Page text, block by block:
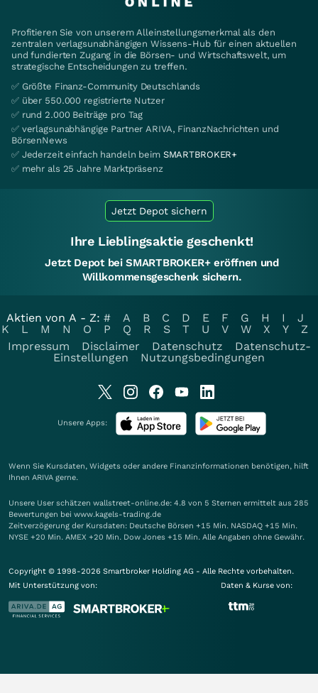
Profitieren Sie von unserem Alleinstellungsmerkmal als den
zentralen verlagsunabhängigen Wissens-Hub für einen aktuellen
und fundierten Zugang in die Börsen- und Wirtschaftswelt, um
strategische Entscheidungen zu treffen.
✅ Größte Finanz-Community Deutschlands
✅ über 550.000 registrierte Nutzer
✅ rund 2.000 Beiträge pro Tag
✅ verlagsunabhängige Partner ARIVA, FinanzNachrichten und
BörsenNews
✅ Jederzeit einfach handeln beim SMARTBROKER+
✅ mehr als 25 Jahre Marktpräsenz
Jetzt Depot sichern
Ihre Lieblingsaktie geschenkt!
Jetzt Depot bei SMARTBROKER+ eröffnen und
Willkommensgeschenk sichern.
Aktien von A - Z: # A B C D E F G H I
J
K
L M N O P Q R S T U V W X Y
Z
Impressum
Disclaimer Datenschutz
Datenschutz-
Einstellungen
Nutzungsbedingungen
Unsere Apps:
Wenn Sie Kursdaten, Widgets oder andere Finanzinformationen benötigen, hilft
Ihnen ARIVA gerne.
Unsere User schätzen wallstreet-online.de: 4.8 von 5 Sternen ermittelt aus 285
Bewertungen bei www.kagels-trading.de
Zeitverzögerung der Kursdaten: Deutsche Börsen +15 Min. NASDAQ +15 Min.
NYSE +20 Min. AMEX +20 Min. Dow Jones +15 Min. Alle Angaben ohne Gewähr.
Copyright © 1998-2026 Smartbroker Holding AG - Alle Rechte vorbehalten.
Mit Unterstützung von:
Daten & Kurse von: